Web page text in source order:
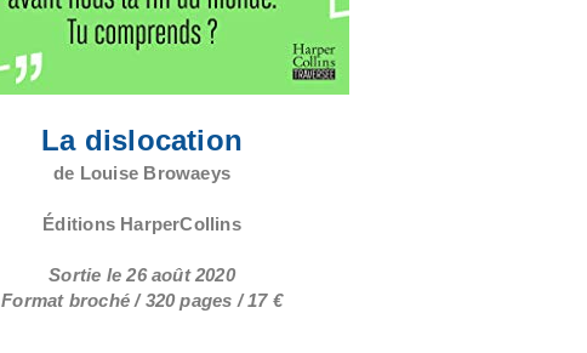
La dislocation
de Louise Browaeys
Éditions HarperCollins
Sortie le 26 août 2020
Format broché / 320 pages / 17 €